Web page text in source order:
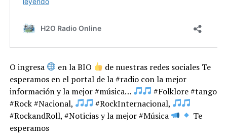
O ingresa en la BIO
de nuestras redes sociales Te
esperamos en el portal de la #radio con la mejor
información y la mejor #música…
#Folklore #tango
#Rock #Nacional,
#RockInternacional,
#RockandRoll, #Noticias y la mejor #Música
Te
esperamos